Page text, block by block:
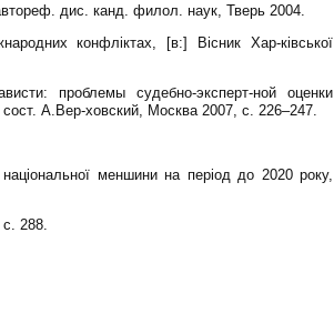
дис. канд. филол. наук, Тверь 2004.
конфліктах, [в:] Вісник Хар-ківської
проблемы судебно-эксперт-ной оценки
А.Вер-ховский, Москва 2007, с. 226–247.
національної меншини на період до 2020 року,
288.